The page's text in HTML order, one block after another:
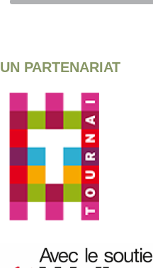
UN PARTENARIAT